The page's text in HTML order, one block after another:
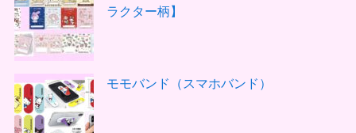
ラクター柄】
モモバンド（スマホバンド）